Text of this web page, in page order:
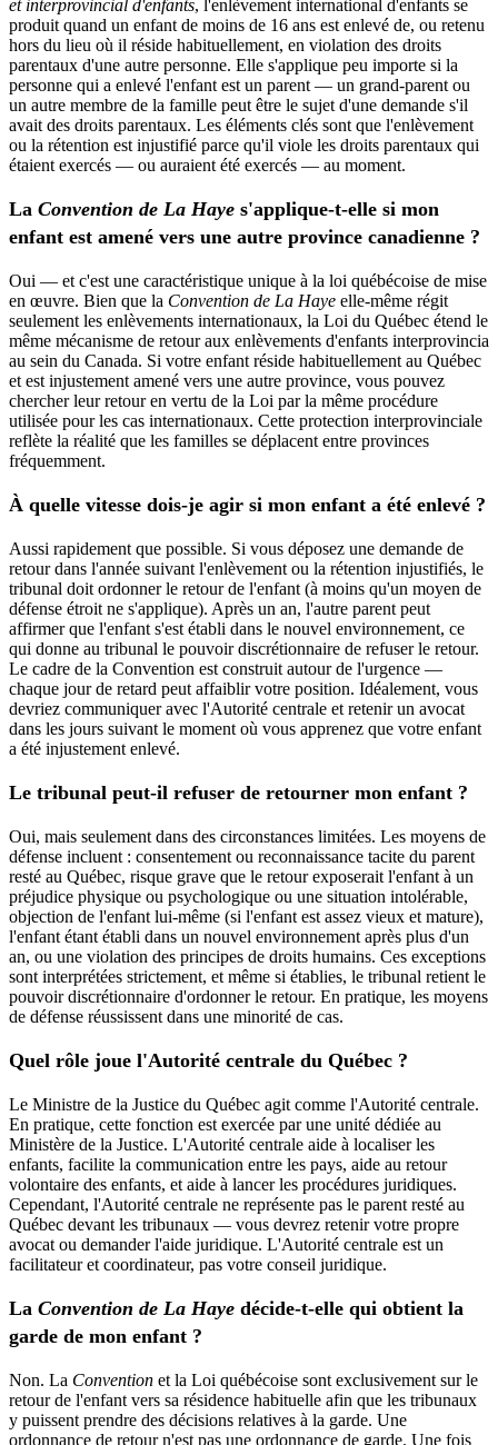
et interprovincial d'enfants, l'enlèvement international d'enfants se
produit quand un enfant de moins de 16 ans est enlevé de, ou retenu
hors du lieu où il réside habituellement, en violation des droits
parentaux d'une autre personne. Elle s'applique peu importe si la
personne qui a enlevé l'enfant est un parent — un grand-parent ou
un autre membre de la famille peut être le sujet d'une demande s'il
avait des droits parentaux. Les éléments clés sont que l'enlèvement
ou la rétention est injustifié parce qu'il viole les droits parentaux qui
étaient exercés — ou auraient été exercés — au moment.
La Convention de La Haye s'applique-t-elle si mon
enfant est amené vers une autre province canadienne ?
Oui — et c'est une caractéristique unique à la loi québécoise de mise
en œuvre. Bien que la Convention de La Haye elle-même régit
seulement les enlèvements internationaux, la Loi du Québec étend le
même mécanisme de retour aux enlèvements d'enfants interprovincia
au sein du Canada. Si votre enfant réside habituellement au Québec
et est injustement amené vers une autre province, vous pouvez
chercher leur retour en vertu de la Loi par la même procédure
utilisée pour les cas internationaux. Cette protection interprovinciale
reflète la réalité que les familles se déplacent entre provinces
fréquemment.
À quelle vitesse dois-je agir si mon enfant a été enlevé ?
Aussi rapidement que possible. Si vous déposez une demande de
retour dans l'année suivant l'enlèvement ou la rétention injustifiés, le
tribunal doit ordonner le retour de l'enfant (à moins qu'un moyen de
défense étroit ne s'applique). Après un an, l'autre parent peut
affirmer que l'enfant s'est établi dans le nouvel environnement, ce
qui donne au tribunal le pouvoir discrétionnaire de refuser le retour.
Le cadre de la Convention est construit autour de l'urgence —
chaque jour de retard peut affaiblir votre position. Idéalement, vous
devriez communiquer avec l'Autorité centrale et retenir un avocat
dans les jours suivant le moment où vous apprenez que votre enfant
a été injustement enlevé.
Le tribunal peut-il refuser de retourner mon enfant ?
Oui, mais seulement dans des circonstances limitées. Les moyens de
défense incluent : consentement ou reconnaissance tacite du parent
resté au Québec, risque grave que le retour exposerait l'enfant à un
préjudice physique ou psychologique ou une situation intolérable,
objection de l'enfant lui-même (si l'enfant est assez vieux et mature),
l'enfant étant établi dans un nouvel environnement après plus d'un
an, ou une violation des principes de droits humains. Ces exceptions
sont interprétées strictement, et même si établies, le tribunal retient le
pouvoir discrétionnaire d'ordonner le retour. En pratique, les moyens
de défense réussissent dans une minorité de cas.
Quel rôle joue l'Autorité centrale du Québec ?
Le Ministre de la Justice du Québec agit comme l'Autorité centrale.
En pratique, cette fonction est exercée par une unité dédiée au
Ministère de la Justice. L'Autorité centrale aide à localiser les
enfants, facilite la communication entre les pays, aide au retour
volontaire des enfants, et aide à lancer les procédures juridiques.
Cependant, l'Autorité centrale ne représente pas le parent resté au
Québec devant les tribunaux — vous devrez retenir votre propre
avocat ou demander l'aide juridique. L'Autorité centrale est un
facilitateur et coordinateur, pas votre conseil juridique.
La Convention de La Haye décide-t-elle qui obtient la
garde de mon enfant ?
Non. La Convention et la Loi québécoise sont exclusivement sur le
retour de l'enfant vers sa résidence habituelle afin que les tribunaux
y puissent prendre des décisions relatives à la garde. Une
ordonnance de retour n'est pas une ordonnance de garde. Une fois